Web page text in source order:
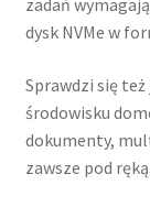
dysk NVMe w
Sprawdzi się
środowisku
dokumenty,
zawsze pod ręką.